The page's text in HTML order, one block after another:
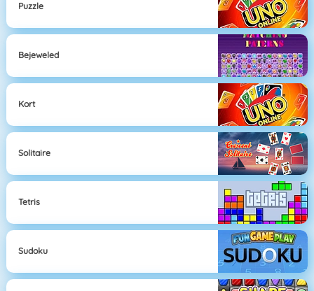
Puzzle
Bejeweled
Kort
Solitaire
Tetris
Sudoku